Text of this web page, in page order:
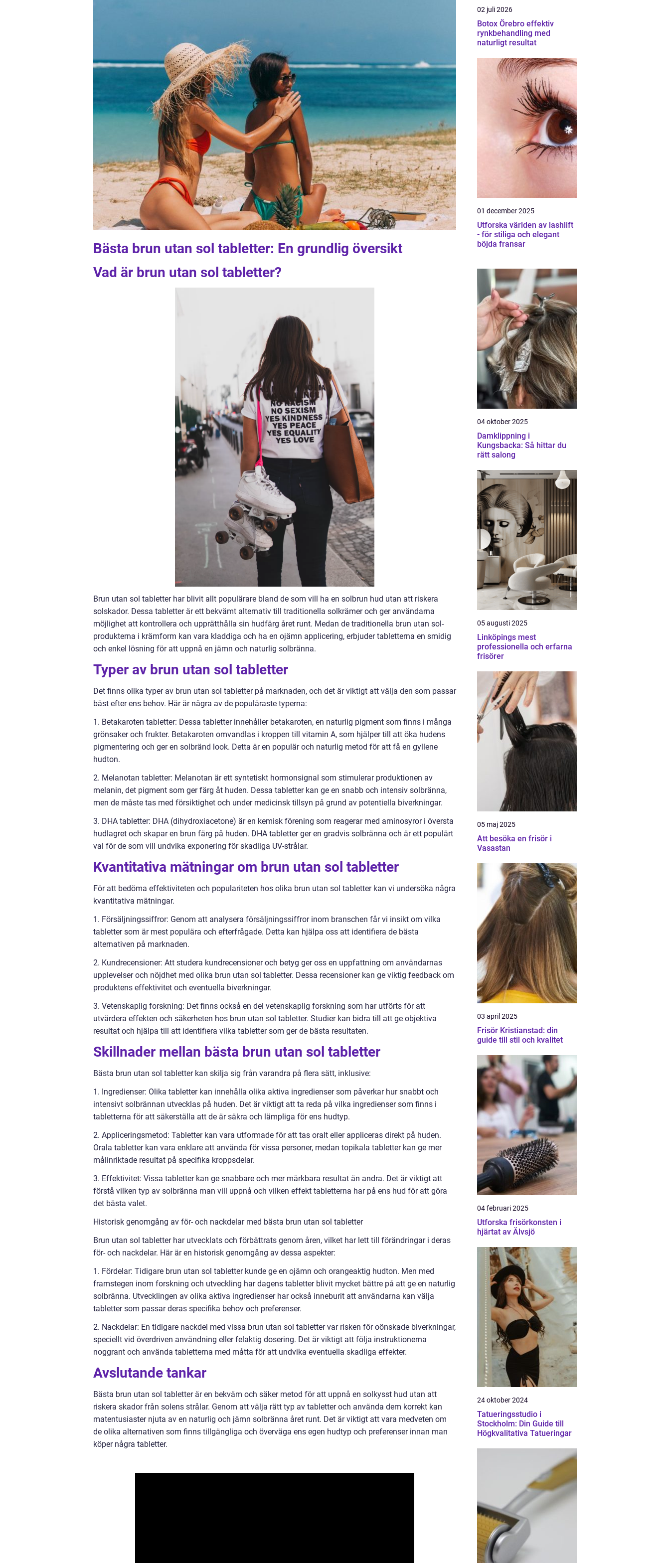
Bästa brun utan sol tabletter: En grundlig översikt
Vad är brun utan sol tabletter?
Brun utan sol tabletter har blivit allt populärare bland de som vill ha en solbrun hud utan att riskera
solskador. Dessa tabletter är ett bekvämt alternativ till traditionella solkrämer och ger användarna
möjlighet att kontrollera och upprätthålla sin hudfärg året runt. Medan de traditionella brun utan sol-
produkterna i krämform kan vara kladdiga och ha en ojämn applicering, erbjuder tabletterna en smidig
och enkel lösning för att uppnå en jämn och naturlig solbränna.
Typer av brun utan sol tabletter
Det finns olika typer av brun utan sol tabletter på marknaden, och det är viktigt att välja den som passar
bäst efter ens behov. Här är några av de populäraste typerna:
1. Betakaroten tabletter: Dessa tabletter innehåller betakaroten, en naturlig pigment som finns i många
grönsaker och frukter. Betakaroten omvandlas i kroppen till vitamin A, som hjälper till att öka hudens
pigmentering och ger en solbränd look. Detta är en populär och naturlig metod för att få en gyllene
hudton.
2. Melanotan tabletter: Melanotan är ett syntetiskt hormonsignal som stimulerar produktionen av
melanin, det pigment som ger färg åt huden. Dessa tabletter kan ge en snabb och intensiv solbränna,
men de måste tas med försiktighet och under medicinsk tillsyn på grund av potentiella biverkningar.
3. DHA tabletter: DHA (dihydroxiacetone) är en kemisk förening som reagerar med aminosyror i översta
hudlagret och skapar en brun färg på huden. DHA tabletter ger en gradvis solbränna och är ett populärt
val för de som vill undvika exponering för skadliga UV-strålar.
Kvantitativa mätningar om brun utan sol tabletter
För att bedöma effektiviteten och populariteten hos olika brun utan sol tabletter kan vi undersöka några
kvantitativa mätningar.
1. Försäljningssiffror: Genom att analysera försäljningssiffror inom branschen får vi insikt om vilka
tabletter som är mest populära och efterfrågade. Detta kan hjälpa oss att identifiera de bästa
alternativen på marknaden.
2. Kundrecensioner: Att studera kundrecensioner och betyg ger oss en uppfattning om användarnas
upplevelser och nöjdhet med olika brun utan sol tabletter. Dessa recensioner kan ge viktig feedback om
produktens effektivitet och eventuella biverkningar.
3. Vetenskaplig forskning: Det finns också en del vetenskaplig forskning som har utförts för att
utvärdera effekten och säkerheten hos brun utan sol tabletter. Studier kan bidra till att ge objektiva
resultat och hjälpa till att identifiera vilka tabletter som ger de bästa resultaten.
Skillnader mellan bästa brun utan sol tabletter
Bästa brun utan sol tabletter kan skilja sig från varandra på flera sätt, inklusive:
1. Ingredienser: Olika tabletter kan innehålla olika aktiva ingredienser som påverkar hur snabbt och
intensivt solbrännan utvecklas på huden. Det är viktigt att ta reda på vilka ingredienser som finns i
tabletterna för att säkerställa att de är säkra och lämpliga för ens hudtyp.
2. Appliceringsmetod: Tabletter kan vara utformade för att tas oralt eller appliceras direkt på huden.
Orala tabletter kan vara enklare att använda för vissa personer, medan topikala tabletter kan ge mer
målinriktade resultat på specifika kroppsdelar.
3. Effektivitet: Vissa tabletter kan ge snabbare och mer märkbara resultat än andra. Det är viktigt att
förstå vilken typ av solbränna man vill uppnå och vilken effekt tabletterna har på ens hud för att göra
det bästa valet.
Historisk genomgång av för- och nackdelar med bästa brun utan sol tabletter
Brun utan sol tabletter har utvecklats och förbättrats genom åren, vilket har lett till förändringar i deras
för- och nackdelar. Här är en historisk genomgång av dessa aspekter:
1. Fördelar: Tidigare brun utan sol tabletter kunde ge en ojämn och orangeaktig hudton. Men med
framstegen inom forskning och utveckling har dagens tabletter blivit mycket bättre på att ge en naturlig
solbränna. Utvecklingen av olika aktiva ingredienser har också inneburit att användarna kan välja
tabletter som passar deras specifika behov och preferenser.
2. Nackdelar: En tidigare nackdel med vissa brun utan sol tabletter var risken för oönskade biverkningar,
speciellt vid överdriven användning eller felaktig dosering. Det är viktigt att följa instruktionerna
noggrant och använda tabletterna med måtta för att undvika eventuella skadliga effekter.
Avslutande tankar
Bästa brun utan sol tabletter är en bekväm och säker metod för att uppnå en solkysst hud utan att
riskera skador från solens strålar. Genom att välja rätt typ av tabletter och använda dem korrekt kan
matentusiaster njuta av en naturlig och jämn solbränna året runt. Det är viktigt att vara medveten om
de olika alternativen som finns tillgängliga och överväga ens egen hudtyp och preferenser innan man
köper några tabletter.
02 juli 2026
Botox Örebro effektiv
rynkbehandling med
naturligt resultat
01 december 2025
Utforska världen av lashlift
- för stiliga och elegant
böjda fransar
04 oktober 2025
Damklippning i
Kungsbacka: Så hittar du
rätt salong
05 augusti 2025
Linköpings mest
professionella och erfarna
frisörer
05 maj 2025
Att besöka en frisör i
Vasastan
03 april 2025
Frisör Kristianstad: din
guide till stil och kvalitet
04 februari 2025
Utforska frisörkonsten i
hjärtat av Älvsjö
24 oktober 2024
Tatueringsstudio i
Stockholm: Din Guide till
Högkvalitativa Tatueringar